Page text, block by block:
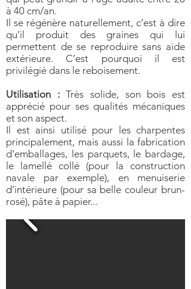
à 40 cm/an.
Il se régénère naturellement, c’est à dire
qu’il produit des graines qui lui
permettent de se reproduire sans aide
extérieure. C’est pourquoi il est
privilégié dans le reboisement.
Utilisation :Très solide, son bois est
apprécié pour ses qualités mécaniques
et son aspect.
Il est ainsi utilisé pour les charpentes
principalement, mais aussi la fabrication
d’emballages, les parquets, le bardage,
le lamellé collé (pour la construction
navale par exemple), en menuiserie
d’intérieure (pour sa belle couleur brun-
rosé), pâte à papier...